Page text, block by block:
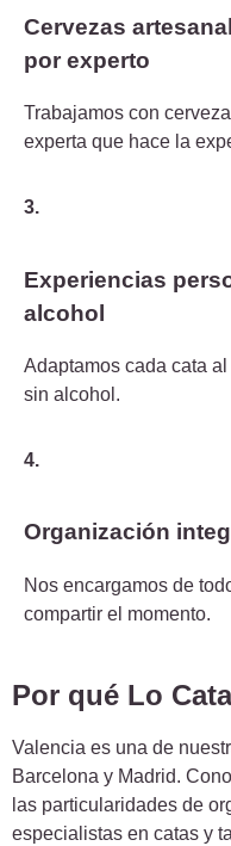
Cervezas
por experto
Trabajamos con
experta que hace la
3.
Experiencias
alcohol
Adaptamos cada cata
sin alcohol.
4.
Organización
Nos encargamos de
compartir el momento.
Por qué Lo
Valencia es una de
Barcelona y Madrid.
las particularidades de
especialistas en catas y